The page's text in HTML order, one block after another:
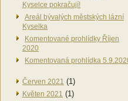
Kyselce pokračují!
Areál bývalých městských lázní
Kyselka
Komentované prohlídky Říjen
2020
Komentovaná prohlídka
Červen 2021 (1)
Květen 2021 (1)